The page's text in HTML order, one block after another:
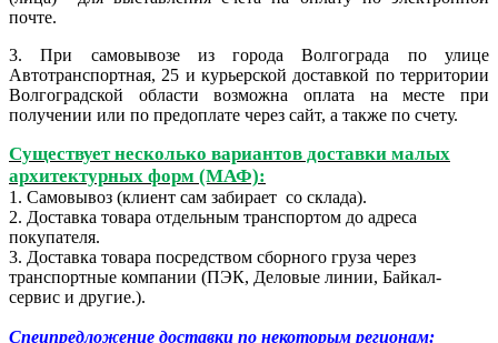
почте.
3. При самовывозе из города Волгограда по улице
Автотранспортная, 25 и курьерской доставкой по территории
Волгоградской области возможна оплата на месте при
получении или по предоплате через сайт, а также по счету.
Существует несколько вариантов доставки малых
архитектурных форм (МАФ):
1. Самовывоз (клиент сам забирает со склада).
2. Доставка товара отдельным транспортом до адреса
покупателя.
3. Доставка товара посредством сборного груза через
транспортные компании (ПЭК, Деловые линии, Байкал-
сервис и другие.).
Спецпредложение доставки по некоторым регионам: